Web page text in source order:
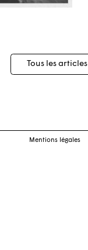
Tous les articles
Mentions légales